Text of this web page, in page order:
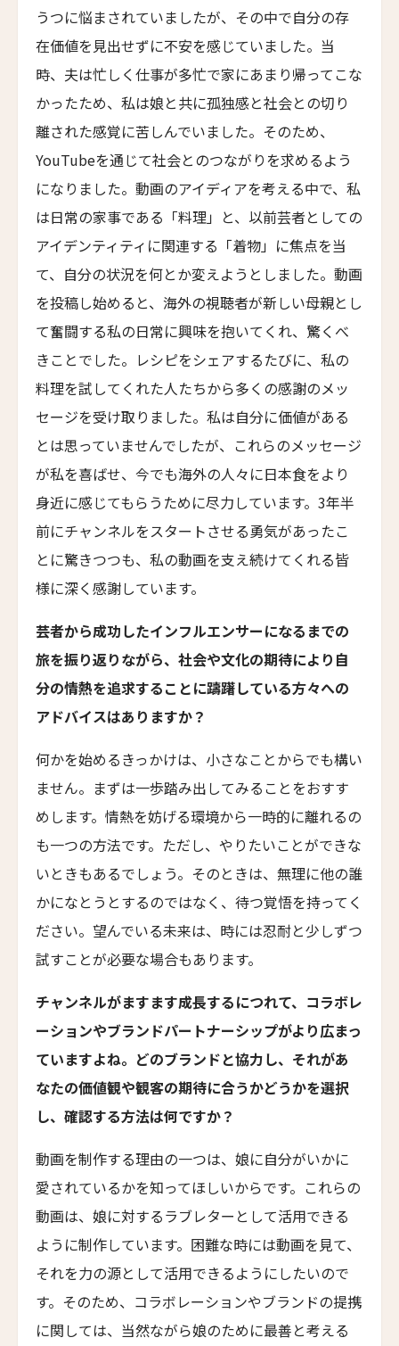
Parkhotel Egerner Höfe
カブ・ホテル・ロードス
Cabu Hotel Rhodes
メゾン・モーブリュイユ
Maison Maubreuil
グランド・パレス・ブルノ
アッシュダウン・パーク・ホテル&カントリークラ
ブ
Ashdown Park Hotel & Country Club
アレクサンダー・ハウス・アンド・ユートピア・ス
パ
Alexander House & Utopia Spa
ザ・ランドマーク・ロードス・ヴィラズ＆スパ
The Landmark Rhodes Villas & Spa, Greece
トラスコリゾート
Trusko Resort
スキーラ・リトリート
Skýra Retreat
ア・マンドリア・ディ・ムルトリ
A Mandria di Murtoli
イル・ボスカレト・リゾート・アンド・スパ
ニーヴァ・ラブリズ・セイシェル
Niva Labriz Seychelles
アペラシオン ヒールズバーグ
Appellation Healdsburg, Healdsburg
ホテル・カサ・ウアマントラ
Hotel Casa Huamantla
ホテル・サルタス
Hotel Saltus
バディア・ディ・ポマイオ
Badia di Pomaio
ガルドゥ・ホテル&スパ
Gáldu Hotel & Spa
Mt Cook Lakeside Retreat, Ben Ohau
ザ・イン・アット・ランチョ・サンタ・フェ
The Inn at Rancho Santa Fe
ザ・グレイソン・マイアミ
The Grayson Miami
ヒストリック・ロッキー・ウォーターズ・イン
エリート・スプリング・ヴィラズ
レヴィヴォ・ウェルネス・リゾート
シリ・サラ プライベート・ヴィラ
うつに悩まされていましたが、その中で自分の存
在価値を見出せずに不安を感じていました。当
時、夫は忙しく仕事が多忙で家にあまり帰ってこな
かったため、私は娘と共に孤独感と社会との切り
離された感覚に苦しんでいました。そのため、
YouTubeを通じて社会とのつながりを求めるよう
になりました。動画のアイディアを考える中で、私
は日常の家事である「料理」と、以前芸者としての
アイデンティティに関連する「着物」に焦点を当
て、自分の状況を何とか変えようとしました。動画
を投稿し始めると、海外の視聴者が新しい母親とし
て奮闘する私の日常に興味を抱いてくれ、驚くべ
きことでした。レシピをシェアするたびに、私の
料理を試してくれた人たちから多くの感謝のメッ
セージを受け取りました。私は自分に価値がある
とは思っていませんでしたが、これらのメッセージ
が私を喜ばせ、今でも海外の人々に日本食をより
身近に感じてもらうために尽力しています。3年半
前にチャンネルをスタートさせる勇気があったこ
とに驚きつつも、私の動画を支え続けてくれる皆
様に深く感謝しています。
芸者から成功したインフルエンサーになるまでの
旅を振り返りながら、社会や文化の期待により自
分の情熱を追求することに躊躇している方々への
アドバイスはありますか？
何かを始めるきっかけは、小さなことからでも構い
ません。まずは一歩踏み出してみることをおすす
めします。情熱を妨げる環境から一時的に離れるの
も一つの方法です。ただし、やりたいことができな
いときもあるでしょう。そのときは、無理に他の誰
かになとうとするのではなく、待つ覚悟を持ってく
ださい。望んでいる未来は、時には忍耐と少しずつ
試すことが必要な場合もあります。
チャンネルがますます成長するにつれて、コラボレ
ーションやブランドパートナーシップがより広まっ
ていますよね。どのブランドと協力し、それがあ
なたの価値観や観客の期待に合うかどうかを選択
し、確認する方法は何ですか？
動画を制作する理由の一つは、娘に自分がいかに
愛されているかを知ってほしいからです。これらの
動画は、娘に対するラブレターとして活用できる
ように制作しています。困難な時には動画を見て、
それを力の源として活用できるようにしたいので
す。そのため、コラボレーションやブランドの提携
に関しては、当然ながら娘のために最善と考える
ニュースレター登録